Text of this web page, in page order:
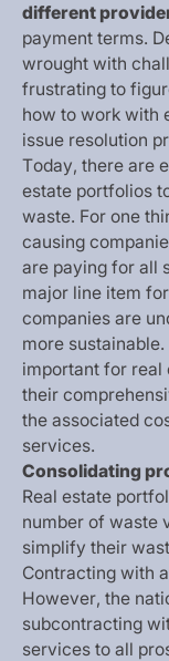
different provide
payment terms. D
wrought with chall
frustrating to figur
how to work with
issue resolution pr
Today, there are e
estate portfolios t
waste. For one thi
causing companie
are paying for all
major line item for
companies are un
more sustainable.
important for real
their comprehensi
the associated co
services.
Consolidating pr
Real estate portfol
number of waste
simplify their wast
Contracting with a
However, the nati
subcontracting wi
services to all pro